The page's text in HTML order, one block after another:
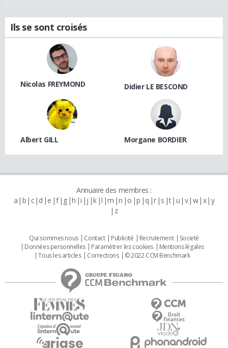
Ils se sont croisés
Nicolas FREYMOND Didier LE BESCOND
Albert GILL Morgane BORDIER
Annuaire des membres :
a b c d e f g h i j k l m n o p q r s t u v w x y
z
Qui sommes nous Contact Publicité Recrutement
Societé
Données personnelles
Paramétrer les cookies
Mentions légales
Tous les articles
Corrections © 2022 CCM Benchmark